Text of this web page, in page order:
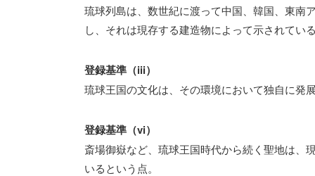
琉球列島は、数世紀に渡って中国、韓国、東南
し、それは現存する建造物によって示されてい
登録基準（iii）
琉球王国の文化は、その環境において独自に発
登録基準（vi）
斎場御嶽など、琉球王国時代から続く聖地は、
いるという点。